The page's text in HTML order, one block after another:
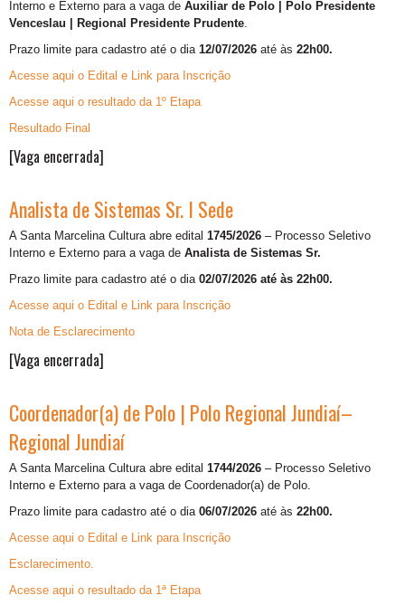
Interno e Externo para a vaga de Auxiliar de Polo | Polo Presidente
Venceslau | Regional Presidente Prudente.
Prazo limite para cadastro até o dia12/07/2026 até às 22h00.
Acesse aqui o Edital e Link para Inscrição
Acesse aqui o resultado da 1º Etapa
Resultado Final
[Vaga encerrada]
Analista de Sistemas Sr. I Sede
A Santa Marcelina Cultura abre edital 1745/2026 – Processo Seletivo
Interno e Externo para a vaga de Analista de Sistemas Sr.
Prazo limite para cadastro até o dia 02/07/2026 até às 22h00.
Acesse aqui o Edital e Link para Inscrição
Nota de Esclarecimento
[Vaga encerrada]
Coordenador(a) de Polo | Polo Regional Jundiaí–
Regional Jundiaí
A Santa Marcelina Cultura abre edital 1744/2026 – Processo Seletivo
Interno e Externo para a vaga de Coordenador(a) de Polo.
Prazo limite para cadastro até o dia06/07/2026 até às 22h00.
Acesse aqui o Edital e Link para Inscrição
Esclarecimento.
Acesse aqui o resultado da 1ª Etapa